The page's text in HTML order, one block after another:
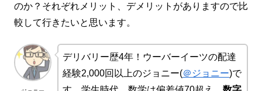
のか？それぞれメリット、デメリットがありますので比
較して行きたいと思います。
デリバリー歴4年！ウーバーイーツの配達
経験2,000回以上のジョニー(＠ジョニー)で